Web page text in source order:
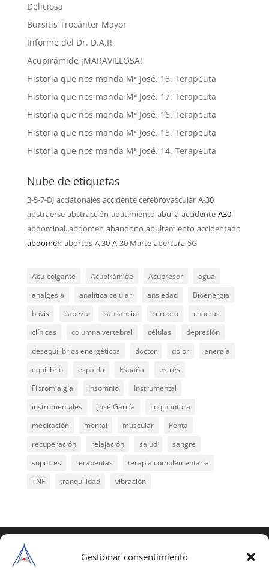
Gestionar consentimiento
Deliciosa
Bursitis Trocánter Mayor
Informe del Dr. D.A.R
Acupirámide ¡MARAVILLOSA!
Historia que nos manda Mª José. 18. Terapeuta
Historia que nos manda Mª José. 17. Terapeuta
Historia que nos manda Mª José. 16. Terapeuta
Historia que nos manda Mª José. 15. Terapeuta
Historia que nos manda Mª José. 14. Terapeuta
Nube de etiquetas
3-5-7-DJ acciatonales accidente cerebrovascular A-30
abstraerse abstracción abatimiento abulia accidente A30
abdominal. abdomen abandono abultamiento accidentado
abdomen abortos A 30 A-30 Marte abertura 5G
Acu-colgante Acupirámide Acupresor
agua
analgesia
analítica celular ansiedad
Bioenergía
bovis
cabeza cansancio cerebro
chacras
clínicas
columna vertebral células
depresión
desequilibrios energéticos
doctor dolor
energía
equilibrio
espalda España
estrés
Fibromialgia
Insomnio
Instrumental
instrumentales
José García
Loqipuntura
meditación
mental muscular
Penta
recuperación
relajación salud
sangre
soportes
terapeutas
terapia complementaria
TNF
tranquilidad vibración
reservados